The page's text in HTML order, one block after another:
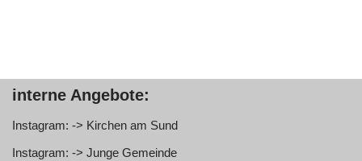
interne Angebote:
Instagram: -> Kirchen am Sund
Instagram: -> Junge Gemeinde